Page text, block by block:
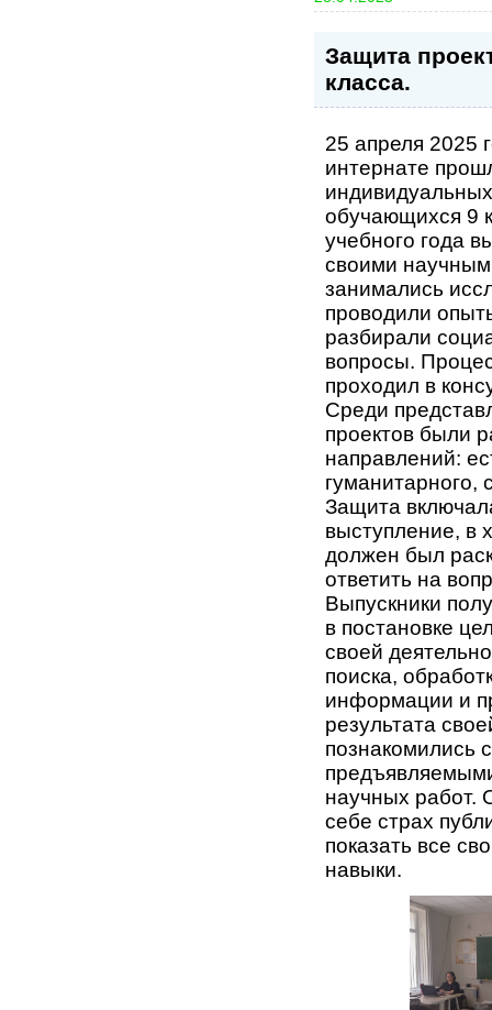
Защита
класса.
25 апреля 2025
интернате
обучающихся 9
учебного года
своими
занимались
проводили
разбирали
вопросы.
проходил в
Среди
проектов были
направлений:
гуманитарного,
Защита
выступление, в
должен был
ответить на
Выпускники
в постановке
своей
поиска,
информации и
результата
познакомились
научных работ.
себе страх
показать все
навыки.